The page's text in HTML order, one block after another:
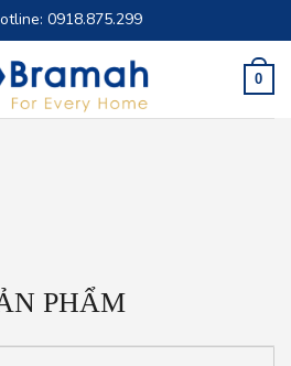
0918.875.299
0
PHẨM